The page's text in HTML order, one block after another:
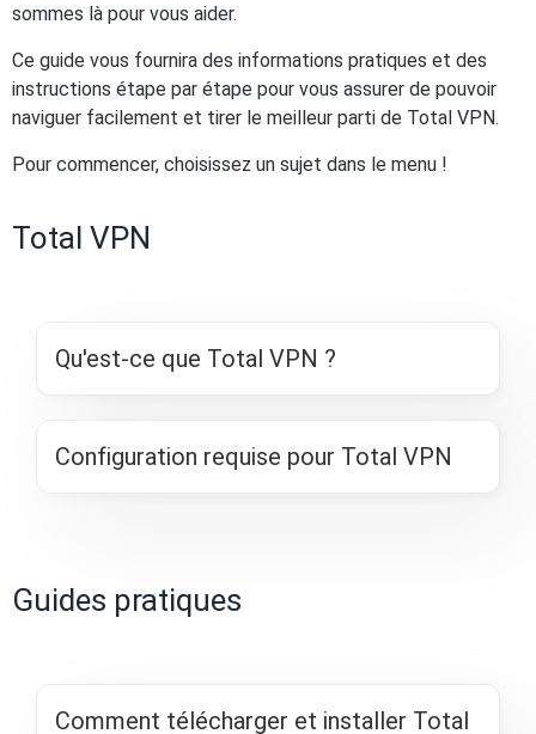
sommes là pour vous aider.
Ce guide vous fournira des informations pratiques et des
instructions étape par étape pour vous assurer de pouvoir
naviguer facilement et tirer le meilleur parti de Total VPN.
Pour commencer, choisissez un sujet dans le menu !
Total VPN
Qu'est-ce que Total VPN ?
Configuration requise pour Total VPN
Guides pratiques
Comment télécharger et installer Total